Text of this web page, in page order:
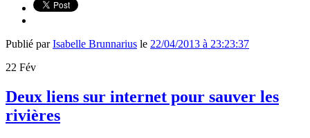
Publié parIsabelle Brunnarius le 22/04/2013 à 23:23:37
22 Fév
Deux liens sur internet pour sauver les
rivières